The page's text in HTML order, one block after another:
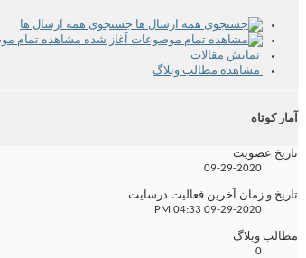
جستجوی همه ارسال ها
مشاهده تمام
نمایش مقالات
مشاهده مطالب وبلاگ
آمار کوتاه
تاریخ عضویت
09-29-2020
تاریخ و زمان آخرین فعالیت درسایت
09-29-2020
04:33 PM
مطالب وبلاگ
0